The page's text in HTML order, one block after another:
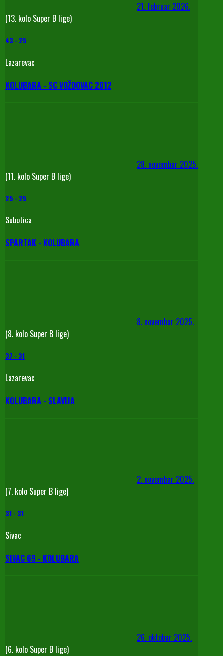
21. februar 2026.
(13. kolo Super B lige)
43 - 25
Lazarevac
KOLUBARA - SC VOŽDOVAC 2012
28. novembar 2025.
(11. kolo Super B lige)
25 - 25
Subotica
SPARTAK - KOLUBARA
8. novembar 2025.
(8. kolo Super B lige)
37 - 31
Lazarevac
KOLUBARA - SLAVIJA
2. novembar 2025.
(7. kolo Super B lige)
31 - 31
Sivac
SIVAC 69 - KOLUBARA
26. oktobar 2025.
(6. kolo Super B lige)